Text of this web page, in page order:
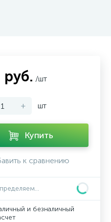
/шт
+ шт
Купить
к сравнению
и безналичный